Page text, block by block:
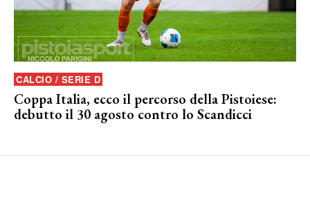
CALCIO / SERIE D
Coppa Italia, ecco il percorso della Pistoiese:
debutto il 30 agosto contro lo Scandicci